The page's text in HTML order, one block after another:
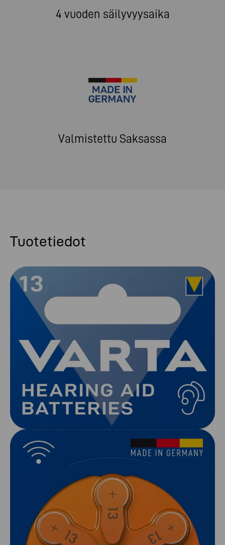
4 vuoden säilyvyysaika
Valmistettu Saksassa
Tuotetiedot